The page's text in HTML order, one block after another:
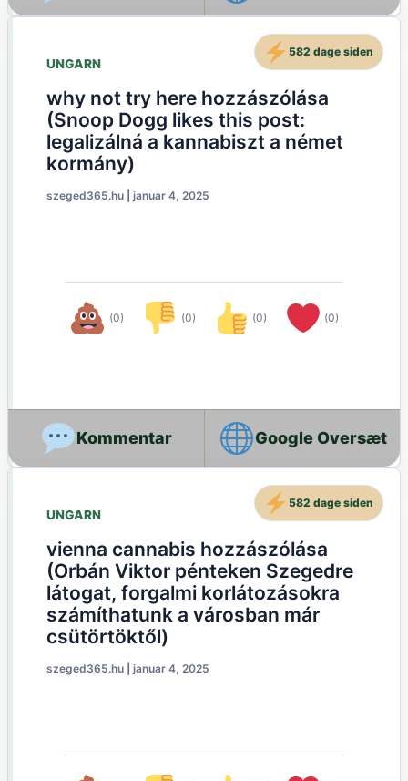
UNGARN
why not try here hozzászólása
(Snoop Dogg likes this post:
legalizálná a kannabiszt a német
kormány)
szeged365.hu januar 4, 2025
(0) (0) (0) (0)
582 dage siden
Google Oversæt
UNGARN
vienna cannabis hozzászólása
(Orbán Viktor pénteken Szegedre
látogat, forgalmi korlátozásokra
számíthatunk a városban már
csütörtöktől)
szeged365.hu januar 4, 2025
582 dage siden